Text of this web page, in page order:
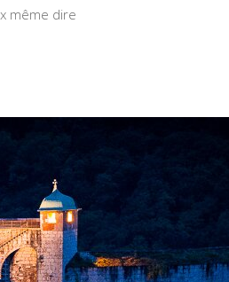
même dire